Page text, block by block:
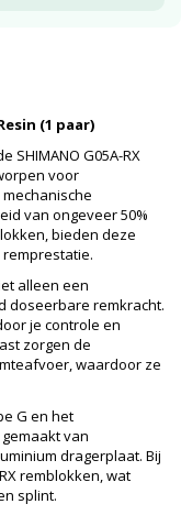
(1 paar)
G05A-RX
voor
van ongeveer 50%
bieden deze
alleen een
doseerbare remkracht.
je controle en
zorgen de
waardoor ze
G en het
van
dragerplaat. Bij
remblokken, wat
splint.